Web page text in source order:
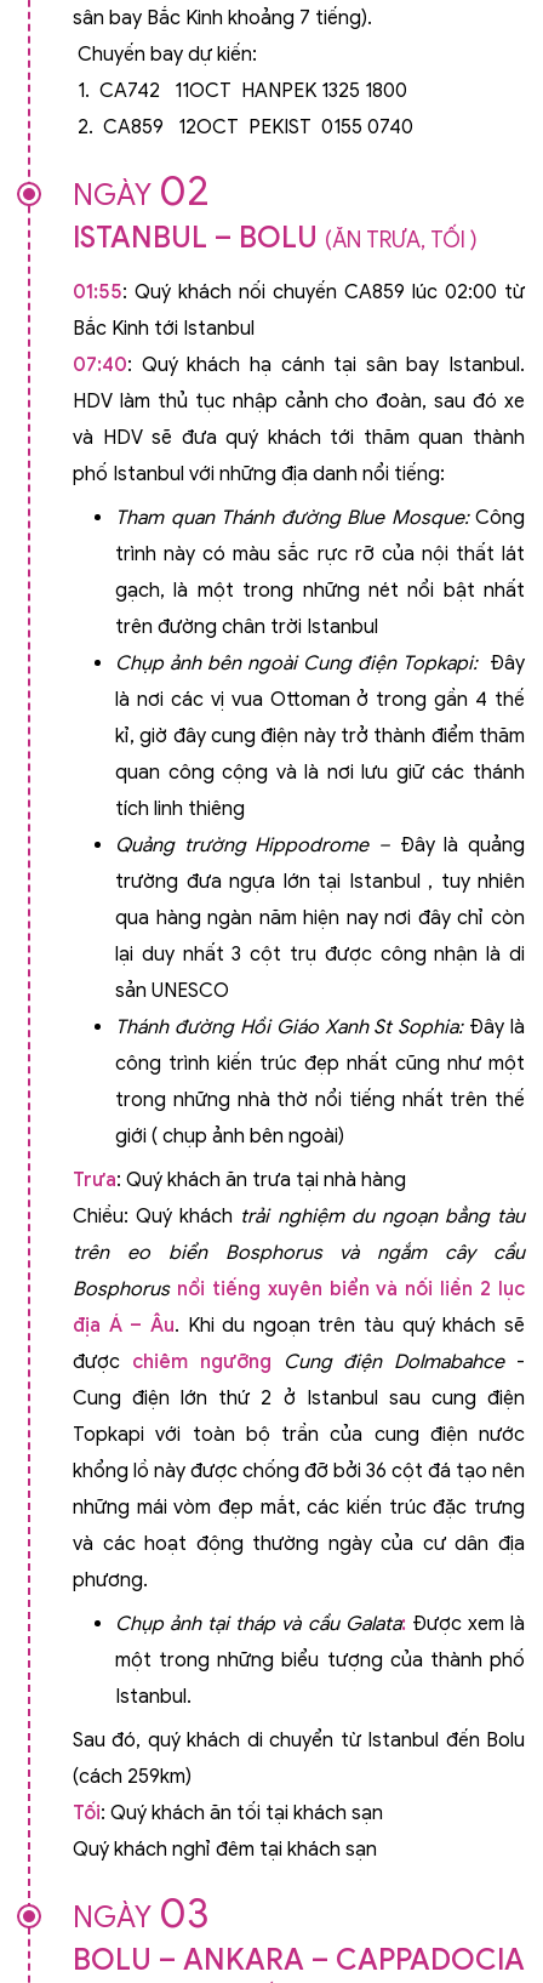
sân bay Bắc Kinh khoảng 7 tiếng).
Chuyến bay dự kiến:
1. CA742 11OCT HANPEK 1325 1800
2. CA859 12OCT PEKIST 0155 0740
NGÀY 02
ISTANBUL – BOLU (ĂN TRƯA, TỐI )
01:55: Quý khách nối chuyến CA859 lúc 02:00 từ
Bắc Kinh tới Istanbul
07:40: Quý khách hạ cánh tại sân bay Istanbul.
HDV làm thủ tục nhập cảnh cho đoàn, sau đó xe
và HDV sẽ đưa quý khách tới thăm quan thành
phố Istanbul với những địa danh nổi tiếng:
Tham quan Thánh đường Blue Mosque: Công
trình này có màu sắc rực rỡ của nội thất lát
gạch, là một trong những nét nổi bật nhất
trên đường chân trời Istanbul
Chụp ảnh bên ngoài Cung điện Topkapi: Đây
là nơi các vị vua Ottoman ở trong gần 4 thế
kỉ, giờ đây cung điện này trở thành điểm thăm
quan công cộng và là nơi lưu giữ các thánh
tích linh thiêng
Quảng trường Hippodrome – Đây là quảng
trường đưa ngựa lớn tại Istanbul , tuy nhiên
qua hàng ngàn năm hiện nay nơi đây chỉ còn
lại duy nhất 3 cột trụ được công nhận là di
sản UNESCO
Thánh đường Hồi Giáo Xanh St Sophia: Đây là
công trình kiến trúc đẹp nhất cũng như một
trong những nhà thờ nổi tiếng nhất trên thế
giới ( chụp ảnh bên ngoài)
Trưa: Quý khách ăn trưa tại nhà hàng
Chiều: Quý khách trải nghiệm du ngoạn bẳng tàu
trên eo biển Bosphorus và ngắm cây cầu
Bosphorusnổi tiếng xuyên biển và nối liền 2 lục
địa Á – Âu. Khi du ngoạn trên tàu quý khách sẽ
được chiêm ngưỡng Cung điện Dolmabahce-
Cung điện lớn thứ 2 ở Istanbul sau cung điện
Topkapi với toàn bộ trần của cung điện nước
khổng lồ này được chống đỡ bởi 36 cột đá tạo nên
những mái vòm đẹp mắt, các kiến trúc đặc trưng
và các hoạt động thường ngày của cư dân địa
phương.
Chụp ảnh tại tháp và cầu Galata: Được xem là
một trong những biểu tượng của thành phố
Istanbul.
Sau đó, quý khách di chuyển từ Istanbul đến Bolu
(cách 259km)
Tối: Quý khách ăn tối tại khách sạn
Quý khách nghỉ đêm tại khách sạn
NGÀY 03
BOLU – ANKARA – CAPPADOCIA